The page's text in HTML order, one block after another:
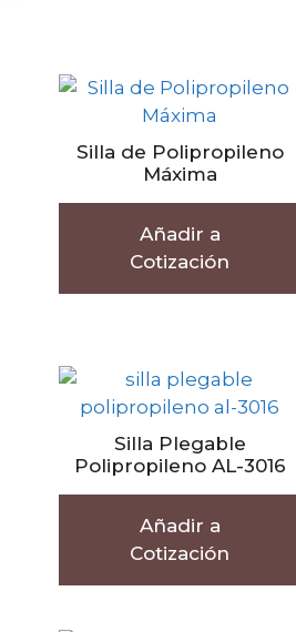
Silla de Polipropileno
Máxima
Añadir a
Cotización
Silla Plegable
Polipropileno AL-3016
Añadir a
Cotización